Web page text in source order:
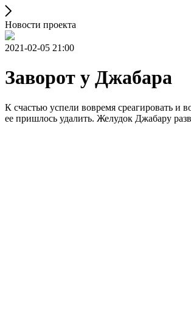
Новости проекта
2021-02-05 21:00
Заворот у Джабара
К счастью успели вовремя среагировать и
ее пришлось удалить. Желудок Джабару